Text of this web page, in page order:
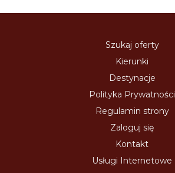
Szukaj oferty
Kierunki
Destynacje
Polityka Prywatności
Regulamin strony
Zaloguj się
Kontakt
Usługi Internetowe